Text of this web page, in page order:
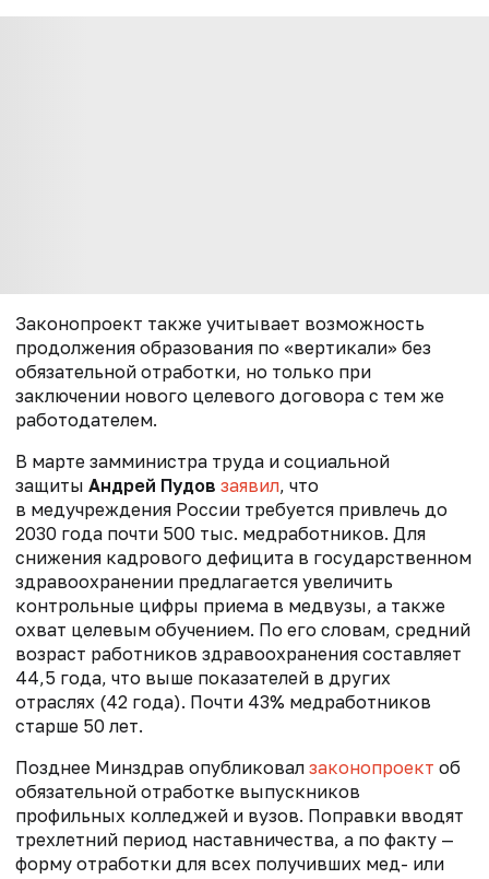
Законопроект также учитывает возможность
продолжения образования по «вертикали» без
обязательной отработки, но только при
заключении нового целевого договора с тем же
работодателем.
В марте замминистра труда и социальной
защиты Андрей Пудов заявил, что
в медучреждения России требуется привлечь до
2030 года почти 500 тыс. медработников. Для
снижения кадрового дефицита в государственном
здравоохранении предлагается увеличить
контрольные цифры приема в медвузы, а также
охват целевым обучением. По его словам, средний
возраст работников здравоохранения составляет
44,5 года, что выше показателей в других
отраслях (42 года). Почти 43% медработников
старше 50 лет.
Позднее Минздрав опубликовал законопроект об
обязательной отработке выпускников
профильных колледжей и вузов. Поправки вводят
трехлетний период наставничества, а по факту —
форму отработки для всех получивших мед- или